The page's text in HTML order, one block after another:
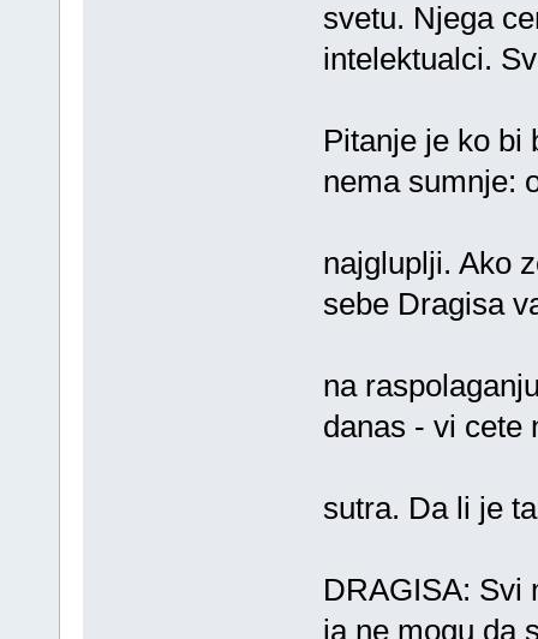
svetu. Njega
intelektualci.
Pitanje je ko bi
nema sumnje:
najgluplji. Ako
sebe Dragisa
na
danas - vi cete
sutra. Da li je
DRAGISA: Svi
ja ne mogu da